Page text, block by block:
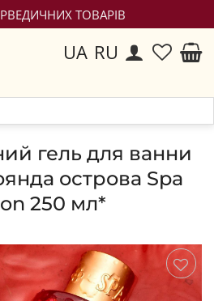
ТОВАРІВ
UA RU
гель для ванни
острова Spa
250 мл*